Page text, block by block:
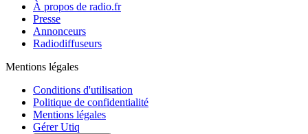
À propos de radio.fr
Presse
Annonceurs
Radiodiffuseurs
Mentions légales
Conditions d'utilisation
Politique de confidentialité
Mentions légales
Gérer Utiq